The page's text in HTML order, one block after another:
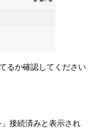
るか確認してください
接続済みと表示され